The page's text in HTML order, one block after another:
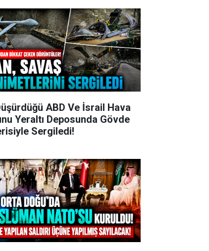
ABD Ve İsrail Hava
Yeraltı Deposunda Gövde
Sergiledi!